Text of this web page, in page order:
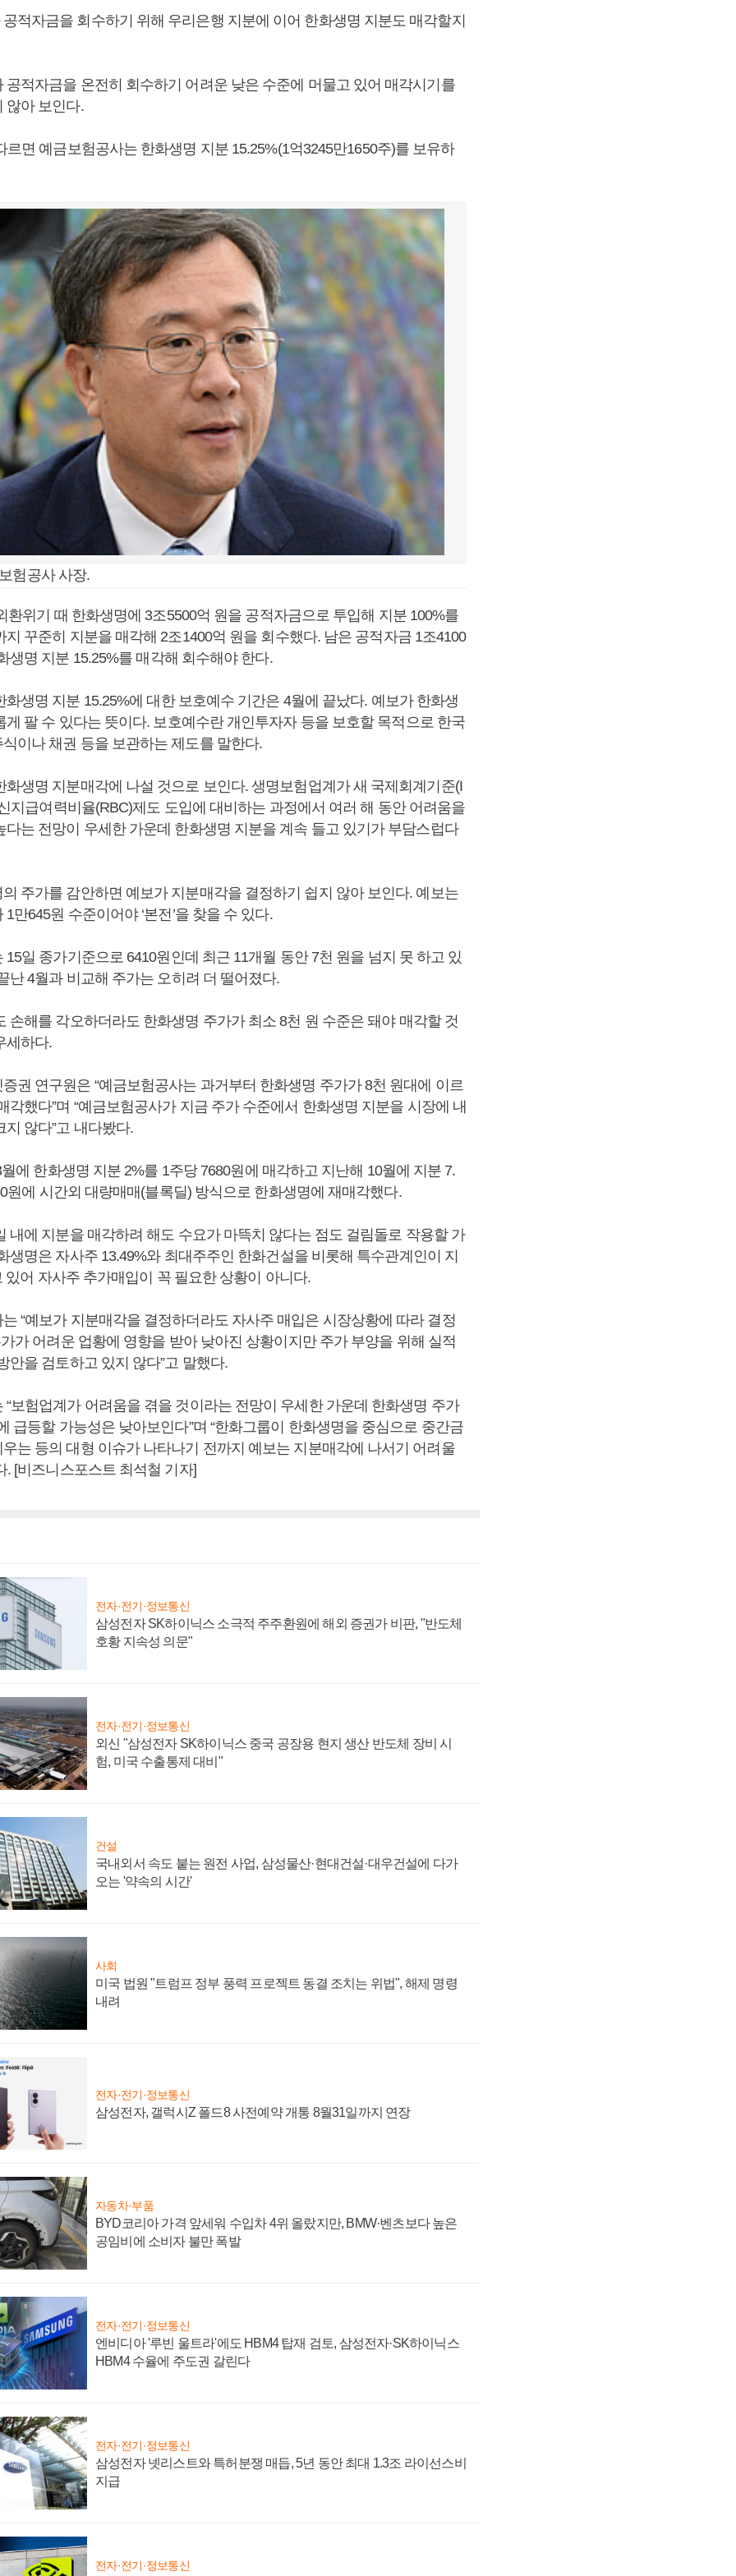
적자금을 회수하기 위해 우리은행 지분에 이어 한화생명 지분도 매각할지
공적자금을 온전히 회수하기 어려운 낮은 수준에 머물고 있어 매각시기를
않아 보인다.
르면 예금보험공사는 한화생명 지분 15.25%(1억3245만1650주)를 보유하
험공사 사장.
환위기 때 한화생명에 3조5500억 원을 공적자금으로 투입해 지분 100%를
지 꾸준히 지분을 매각해 2조1400억 원을 회수했다. 남은 공적자금 1조4100
생명 지분 15.25%를 매각해 회수해야 한다.
화생명 지분 15.25%에 대한 보호예수 기간은 4월에 끝났다. 예보가 한화생
게 팔 수 있다는 뜻이다. 보호예수란 개인투자자 등을 보호할 목적으로 한국
이나 채권 등을 보관하는 제도를 말한다.
화생명 지분매각에 나설 것으로 보인다. 생명보험업계가 새 국제회계기준(I
지급여력비율(RBC)제도 도입에 대비하는 과정에서 여러 해 동안 어려움을
다는 전망이 우세한 가운데 한화생명 지분을 계속 들고 있기가 부담스럽다
주가를 감안하면 예보가 지분매각을 결정하기 쉽지 않아 보인다. 예보는
만645원 수준이어야 ‘본전’을 찾을 수 있다.
15일 종가기준으로 6410원인데 최근 11개월 동안 7천 원을 넘지 못 하고 있
난 4월과 비교해 주가는 오히려 더 떨어졌다.
손해를 각오하더라도 한화생명 주가가 최소 8천 원 수준은 돼야 매각할 것
세하다.
권 연구원은 “예금보험공사는 과거부터 한화생명 주가가 8천 원대에 이르
각했다”며 “예금보험공사가 지금 주가 수준에서 한화생명 지분을 시장에 내
않다”고 내다봤다.
에 한화생명 지분 2%를 1주당 7680원에 매각하고 지난해 10월에 지분 7.
원에 시간외 대량매매(블록딜) 방식으로 한화생명에 재매각했다.
내에 지분을 매각하려 해도 수요가 마뜩치 않다는 점도 걸림돌로 작용할 가
생명은 자사주 13.49%와 최대주주인 한화건설을 비롯해 특수관계인이 지
있어 자사주 추가매입이 꼭 필요한 상황이 아니다.
“예보가 지분매각을 결정하더라도 자사주 매입은 시장상황에 따라 결정
가가 어려운 업황에 영향을 받아 낮아진 상황이지만 주가 부양을 위해 실적
안을 검토하고 있지 않다”고 말했다.
“보험업계가 어려움을 겪을 것이라는 전망이 우세한 가운데 한화생명 주가
급등할 가능성은 낮아보인다”며 “한화그룹이 한화생명을 중심으로 중간금
는 등의 대형 이슈가 나타나기 전까지 예보는 지분매각에 나서기 어려울
. [비즈니스포스트 최석철 기자]
전자·전기·정보통신
삼성전자 SK하이닉스 소극적 주주환원에 해외 증권가 비판, "반도체
호황 지속성 의문"
전자·전기·정보통신
외신 "삼성전자 SK하이닉스 중국 공장용 현지 생산 반도체 장비 시
험, 미국 수출통제 대비"
건설
국내외서 속도 붙는 원전 사업, 삼성물산·현대건설·대우건설에 다가
오는 '약속의 시간'
사회
미국 법원 "트럼프 정부 풍력 프로젝트 동결 조치는 위법", 해제 명령
내려
전자·전기·정보통신
삼성전자, 갤럭시Z 폴드8 사전예약 개통 8월31일까지 연장
자동차·부품
BYD코리아 가격 앞세워 수입차 4위 올랐지만, BMW·벤츠보다 높은
공임비에 소비자 불만 폭발
전자·전기·정보통신
엔비디아 '루빈 울트라'에도 HBM4 탑재 검토, 삼성전자·SK하이닉스
HBM4 수율에 주도권 갈린다
전자·전기·정보통신
삼성전자 넷리스트와 특허분쟁 매듭, 5년 동안 최대 1.3조 라이선스비
지급
전자·전기·정보통신